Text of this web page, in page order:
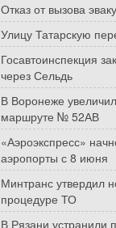
Отказ от вызова
Улицу Татарскую
Госавтоинспекция
через Сельдь
В Воронеже
маршруте № 52АВ
«Аэроэкспресс»
аэропорты с 8 июня
Минтранс утвердил
процедуре ТО
В Рязани устранили